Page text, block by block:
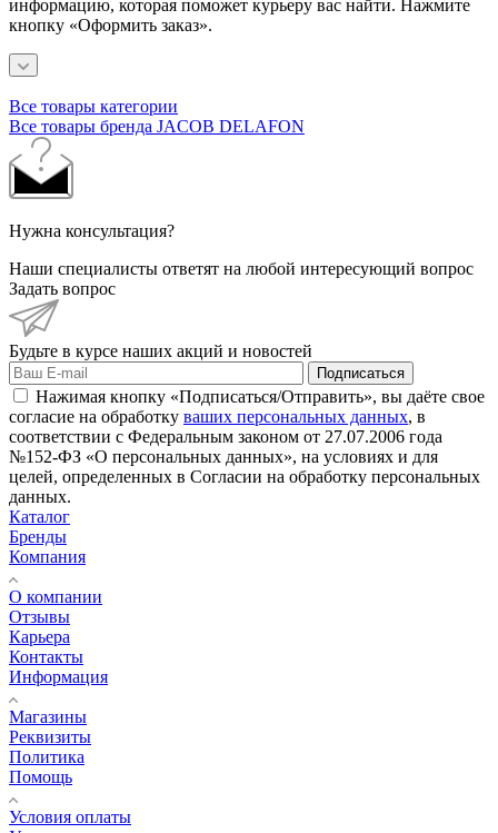
информацию, которая поможет курьеру вас найти. Нажмите
кнопку «Оформить заказ».
Все товары категории
Все товары бренда JACOB DELAFON
Нужна консультация?
Наши специалисты ответят на любой интересующий вопрос
Задать вопрос
Будьте в курсе наших акций и новостей
Подписаться
Нажимая кнопку «Подписаться/Отправить», вы даёте свое
согласие на обработку ваших персональных данных, в
соответствии с Федеральным законом от 27.07.2006 года
№152-ФЗ «О персональных данных», на условиях и для
целей, определенных в Согласии на обработку персональных
данных.
Каталог
Бренды
Компания
О компании
Отзывы
Карьера
Контакты
Информация
Магазины
Реквизиты
Политика
Помощь
Условия оплаты